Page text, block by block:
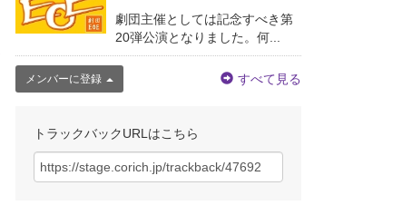
劇団主催としては記念すべき第
20弾公演となりました。何...
メンバーに登録 すべて見る
トラックバックURLはこちら